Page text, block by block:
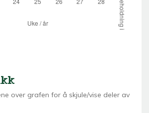
over grafen for å skjule/vise deler av